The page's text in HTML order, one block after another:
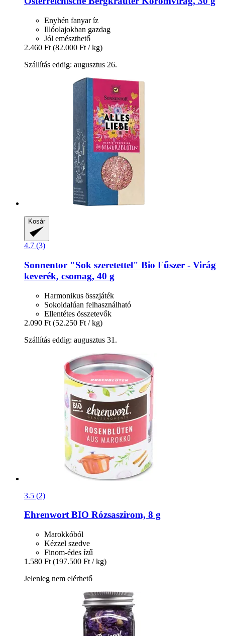
Enyhén fanyar íz
Illóolajokban gazdag
Jól emészthető
2.460 Ft (82.000 Ft / kg)
Szállítás eddig: augusztus 26.
Kosár
4.7 (3)
Sonnentor "Sok szeretettel" Bio Fűszer -​ Virág
keverék, csomag, 40 g
Harmonikus összjáték
Sokoldalúan felhasználható
Ellentétes összetevők
2.090 Ft (52.250 Ft / kg)
Szállítás eddig: augusztus 31.
3.5 (2)
EhrenwortBIO Rózsaszirom, 8 g
Marokkóból
Kézzel szedve
Finom-édes ízű
1.580 Ft (197.500 Ft / kg)
Jelenleg nem elérhető